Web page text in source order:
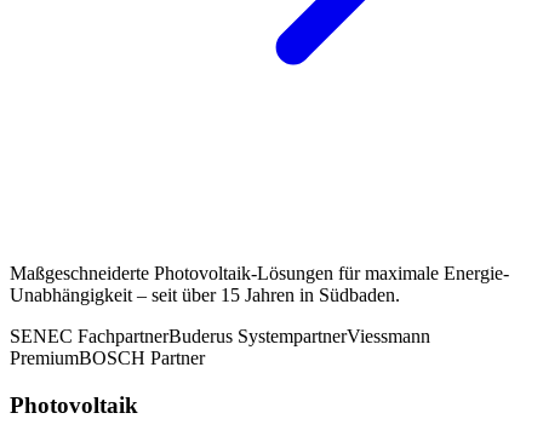
Maßgeschneiderte Photovoltaik-Lösungen für maximale Energie-
Unabhängigkeit – seit über 15 Jahren in Südbaden.
SENEC FachpartnerBuderus SystempartnerViessmann
PremiumBOSCH Partner
Photovoltaik